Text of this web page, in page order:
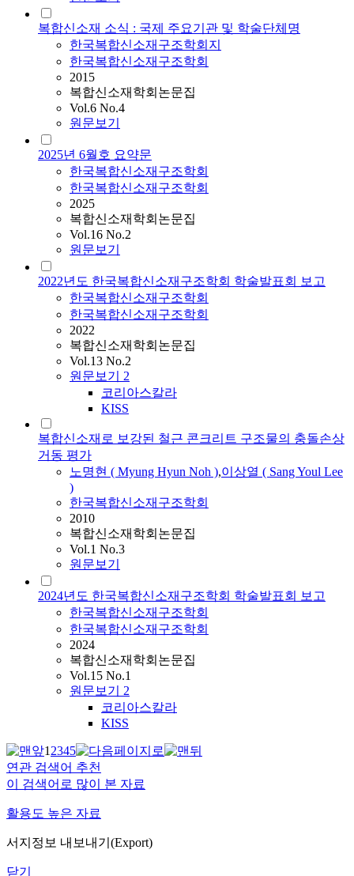
복합신소재 소식 : 국제 주요기관 및 학술단체명
한국복합신소재구조학회지
한국복합신소재구조학회
2015
복합신소재학회논문집
Vol.6 No.4
원문보기
2025년 6월호 요약문
한국복합신소재구조학회
한국복합신소재구조학회
2025
복합신소재학회논문집
Vol.16 No.2
원문보기
2022년도 한국복합신소재구조학회 학술발표회 보고
한국복합신소재구조학회
한국복합신소재구조학회
2022
복합신소재학회논문집
Vol.13 No.2
원문보기 2
코리아스칼라
KISS
복합신소재로 보강된 철근 콘크리트 구조물의 충돌손상
거동 평가
노명현 ( Myung Hyun Noh ),이상열 ( Sang Youl Lee
)
한국복합신소재구조학회
2010
복합신소재학회논문집
Vol.1 No.3
원문보기
2024년도 한국복합신소재구조학회 학술발표회 보고
한국복합신소재구조학회
한국복합신소재구조학회
2024
복합신소재학회논문집
Vol.15 No.1
원문보기 2
코리아스칼라
KISS
12345
연관 검색어 추천
이 검색어로 많이 본 자료
활용도 높은 자료
서지정보 내보내기(Export)
닫기